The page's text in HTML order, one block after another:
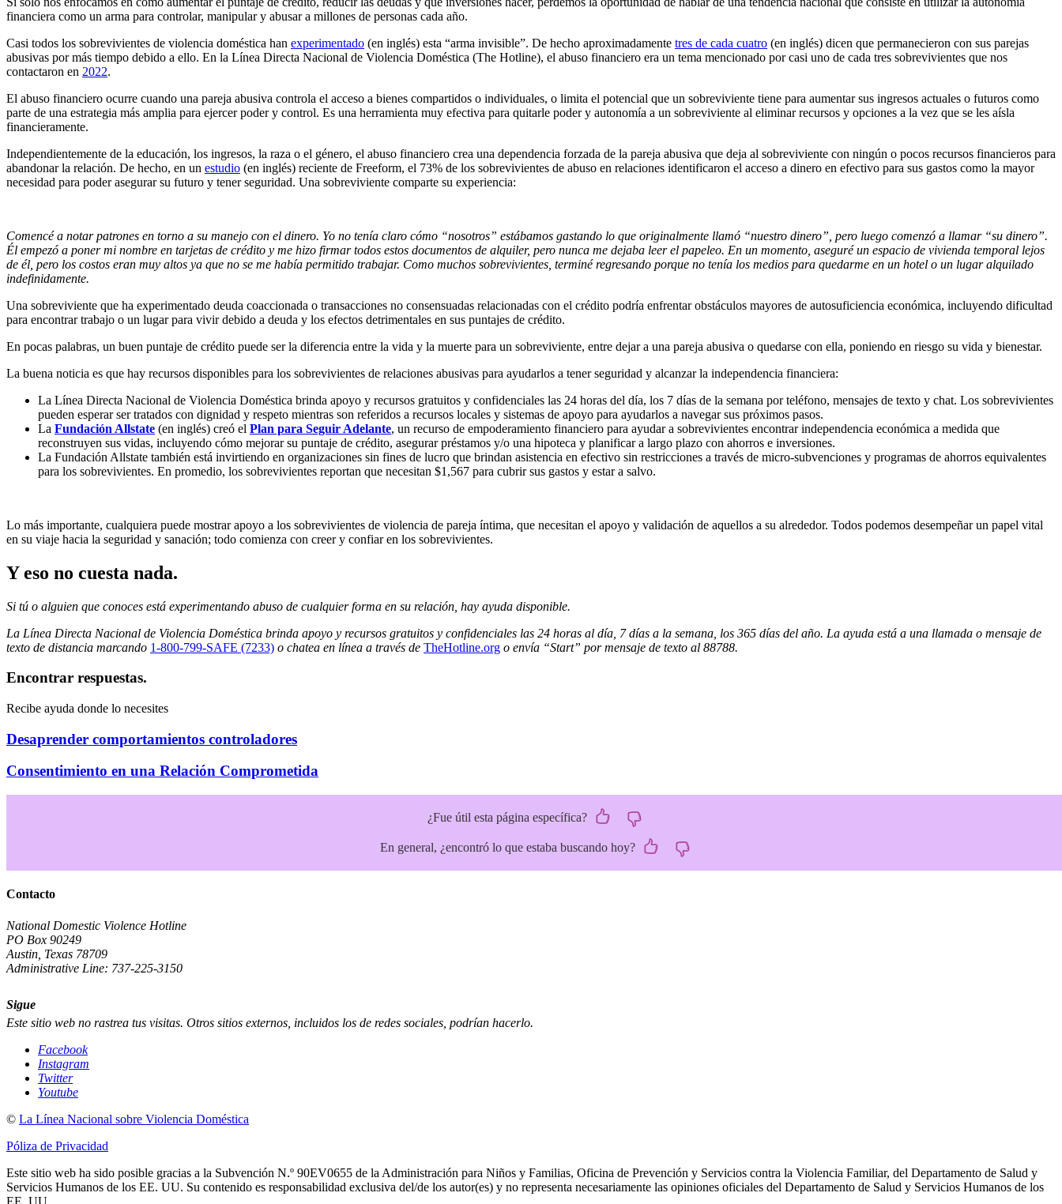
financiera como un arma para controlar, manipular y abusar a millones de personas cada año.
Casi todos los sobrevivientes de violencia doméstica han experimentado (en inglés) esta “arma invisible”. De hecho aproximadamente tres de cada cuatro (en inglés) dicen que permanecieron con sus parejas
abusivas por más tiempo debido a ello. En la Línea Directa Nacional de Violencia Doméstica (The Hotline), el abuso financiero era un tema mencionado por casi uno de cada tres sobrevivientes que nos
contactaron en 2022.
El abuso financiero ocurre cuando una pareja abusiva controla el acceso a bienes compartidos o individuales, o limita el potencial que un sobreviviente tiene para aumentar sus ingresos actuales o futuros como
parte de una estrategia más amplia para ejercer poder y control. Es una herramienta muy efectiva para quitarle poder y autonomía a un sobreviviente al eliminar recursos y opciones a la vez que se les aísla
financieramente.
Independientemente de la educación, los ingresos, la raza o el género, el abuso financiero crea una dependencia forzada de la pareja abusiva que deja al sobreviviente con ningún o pocos recursos financieros para
abandonar la relación. De hecho, en un estudio (en inglés) reciente de Freeform, el 73% de los sobrevivientes de abuso en relaciones identificaron el acceso a dinero en efectivo para sus gastos como la mayor
necesidad para poder asegurar su futuro y tener seguridad. Una sobreviviente comparte su experiencia:
Comencé a notar patrones en torno a su manejo con el dinero. Yo no tenía claro cómo “nosotros” estábamos gastando lo que originalmente llamó “nuestro dinero”, pero luego comenzó a llamar “su dinero”.
Él empezó a poner mi nombre en tarjetas de crédito y me hizo firmar todos estos documentos de alquiler, pero nunca me dejaba leer el papeleo. En un momento, aseguré un espacio de vivienda temporal lejos
de él, pero los costos eran muy altos ya que no se me había permitido trabajar. Como muchos sobrevivientes, terminé regresando porque no tenía los medios para quedarme en un hotel o un lugar alquilado
indefinidamente.
Una sobreviviente que ha experimentado deuda coaccionada o transacciones no consensuadas relacionadas con el crédito podría enfrentar obstáculos mayores de autosuficiencia económica, incluyendo dificultad
para encontrar trabajo o un lugar para vivir debido a deuda y los efectos detrimentales en sus puntajes de crédito.
En pocas palabras, un buen puntaje de crédito puede ser la diferencia entre la vida y la muerte para un sobreviviente, entre dejar a una pareja abusiva o quedarse con ella, poniendo en riesgo su vida y bienestar.
La buena noticia es que hay recursos disponibles para los sobrevivientes de relaciones abusivas para ayudarlos a tener seguridad y alcanzar la independencia financiera:
La Línea Directa Nacional de Violencia Doméstica brinda apoyo y recursos gratuitos y confidenciales las 24 horas del día, los 7 días de la semana por teléfono, mensajes de texto y chat. Los sobrevivientes
pueden esperar ser tratados con dignidad y respeto mientras son referidos a recursos locales y sistemas de apoyo para ayudarlos a navegar sus próximos pasos.
La Fundación Allstate (en inglés) creó el Plan para Seguir Adelante, un recurso de empoderamiento financiero para ayudar a sobrevivientes encontrar independencia económica a medida que
reconstruyen sus vidas, incluyendo cómo mejorar su puntaje de crédito, asegurar préstamos y/o una hipoteca y planificar a largo plazo con ahorros e inversiones.
La Fundación Allstate también está invirtiendo en organizaciones sin fines de lucro que brindan asistencia en efectivo sin restricciones a través de micro-subvenciones y programas de ahorros equivalentes
para los sobrevivientes. En promedio, los sobrevivientes reportan que necesitan $1,567 para cubrir sus gastos y estar a salvo.
Lo más importante, cualquiera puede mostrar apoyo a los sobrevivientes de violencia de pareja íntima, que necesitan el apoyo y validación de aquellos a su alrededor. Todos podemos desempeñar un papel vital
en su viaje hacia la seguridad y sanación; todo comienza con creer y confiar en los sobrevivientes.
Y eso no cuesta nada.
Si tú o alguien que conoces está experimentando abuso de cualquier forma en su relación, hay ayuda disponible.
La Línea Directa Nacional de Violencia Doméstica brinda apoyo y recursos gratuitos y confidenciales las 24 horas al día, 7 días a la semana, los 365 días del año. La ayuda está a una llamada o mensaje de
texto de distancia marcando 1-800-799-SAFE (7233) o chatea en línea a través de TheHotline.org o envía “Start” por mensaje de texto al 88788.
Encontrar respuestas.
Recibe ayuda donde lo necesites
Desaprender comportamientos controladores
Consentimiento en una Relación Comprometida
¿Fue útil esta página específica?
En general, ¿encontró lo que estaba buscando hoy?
Contacto
National Domestic Violence Hotline
PO Box 90249
Austin, Texas 78709
Administrative Line: 737-225-3150
Sigue
Este sitio web no rastrea tus visitas. Otros sitios externos, incluidos los de redes sociales, podrían hacerlo.
Facebook
Instagram
Twitter
Youtube
© La Línea Nacional sobre Violencia Doméstica
Póliza de Privacidad
Este sitio web ha sido posible gracias a la Subvención N.º 90EV0655 de la Administración para Niños y Familias, Oficina de Prevención y Servicios contra la Violencia Familiar, del Departamento de Salud y
Servicios Humanos de los EE. UU. Su contenido es responsabilidad exclusiva del/de los autor(es) y no representa necesariamente las opiniones oficiales del Departamento de Salud y Servicios Humanos de los
EE. UU.